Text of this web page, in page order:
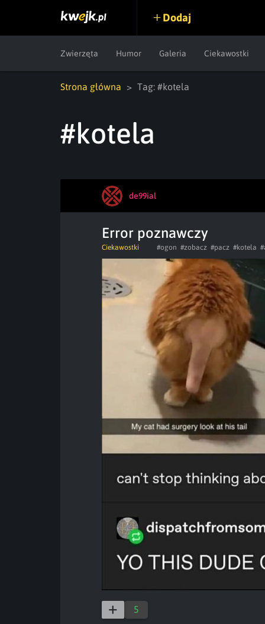
Dodaj
Zwierzęta Humor Galeria Ciekawostki
Strona główna Tag: #kotela
#kotela
de99ial
Error poznawczy
Ciekawostki #ogon #zobacz #pacz #kotela
5